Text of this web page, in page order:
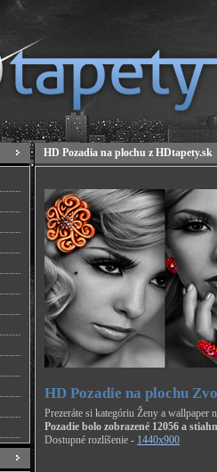
HD Pozadia na plochu z HDtapety.sk
HD Pozadie na plochu
Prezeráte si kategóriu Ženy a wallpaper
Pozadie bolo zobrazené 12056 a
Dostupné rozlíšenie - 1440x900